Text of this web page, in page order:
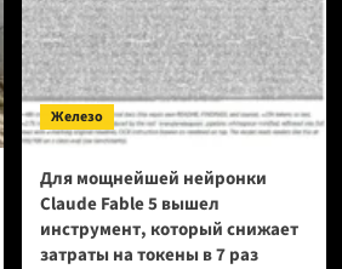
Железо
Для мощнейшей нейронки
Claude Fable 5 вышел
инструмент, который снижает
затраты на токены в 7 раз